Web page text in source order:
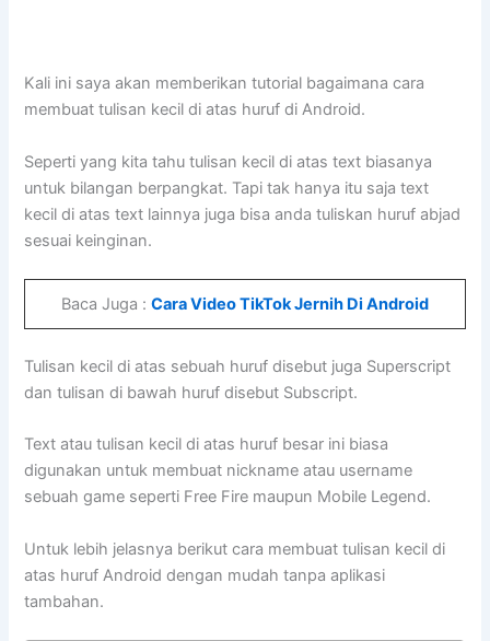
Kali ini saya akan memberikan tutorial bagaimana cara
membuat tulisan kecil di atas huruf di Android.
Seperti yang kita tahu tulisan kecil di atas text biasanya
untuk bilangan berpangkat. Tapi tak hanya itu saja text
kecil di atas text lainnya juga bisa anda tuliskan huruf abjad
sesuai keinginan.
Baca Juga : Cara Video TikTok Jernih Di Android
Tulisan kecil di atas sebuah huruf disebut juga Superscript
dan tulisan di bawah huruf disebut Subscript.
Text atau tulisan kecil di atas huruf besar ini biasa
digunakan untuk membuat nickname atau username
sebuah game seperti Free Fire maupun Mobile Legend.
Untuk lebih jelasnya berikut cara membuat tulisan kecil di
atas huruf Android dengan mudah tanpa aplikasi
tambahan.